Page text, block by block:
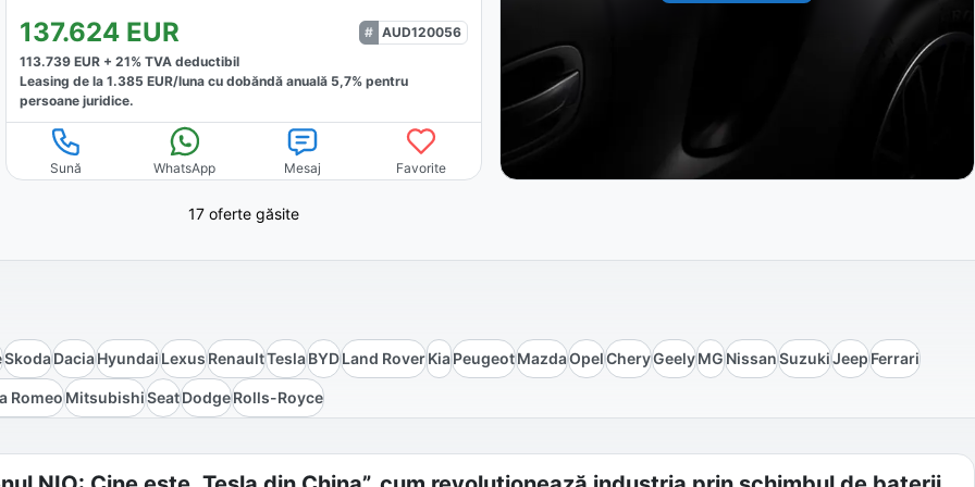
137.624 EUR
AUD120056
113.739 EUR +21% TVA deductibil
Leasing de la1.385 EUR/luna cu dobăndă anuală 5,7% pentru
persoane juridice.
Sună WhatsApp Mesaj Favorite
17 oferte găsite
SkodaDaciaHyundaiLexusRenaultTeslaBYDLand RoverKiaPeugeotMazdaOpelCheryGeelyMGNissanSuzukiJeepFerrari
RomeoMitsubishiSeatDodgeRolls-Royce